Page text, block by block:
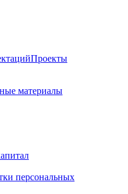
Проекты
материалы
персональных